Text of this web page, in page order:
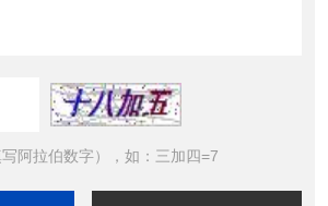
阿拉伯数字），如：三加四=7